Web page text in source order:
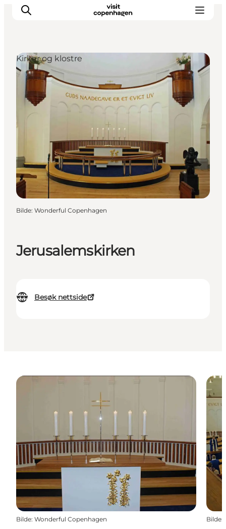
Aktiviteter
Spise og drikke
Planlegg turen din
Jerusalemskirken
Besøk nettside
Kirker og klostre
Bilde: Wonderful Copenhagen
Bilde: Wonderful Copenhagen Bilde: